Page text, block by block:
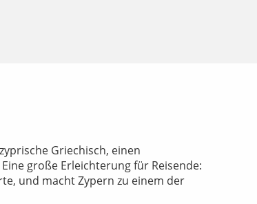
Griechisch, einen
große Erleichterung für Reisende:
und macht Zypern zu einem der